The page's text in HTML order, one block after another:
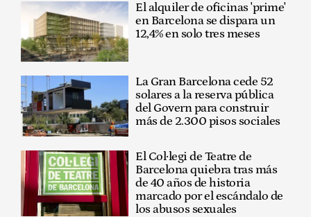
El alquiler de oficinas 'prime'
en Barcelona se dispara un
12,4% en solo tres meses
La Gran Barcelona cede 52
solares a la reserva pública
del Govern para construir
más de 2.300 pisos sociales
El Col·legi de Teatre de
Barcelona quiebra tras más
de 40 años de historia
marcado por el escándalo de
los abusos sexuales